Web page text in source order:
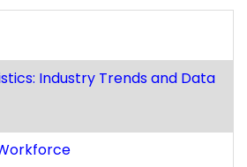
Industry Trends and Data